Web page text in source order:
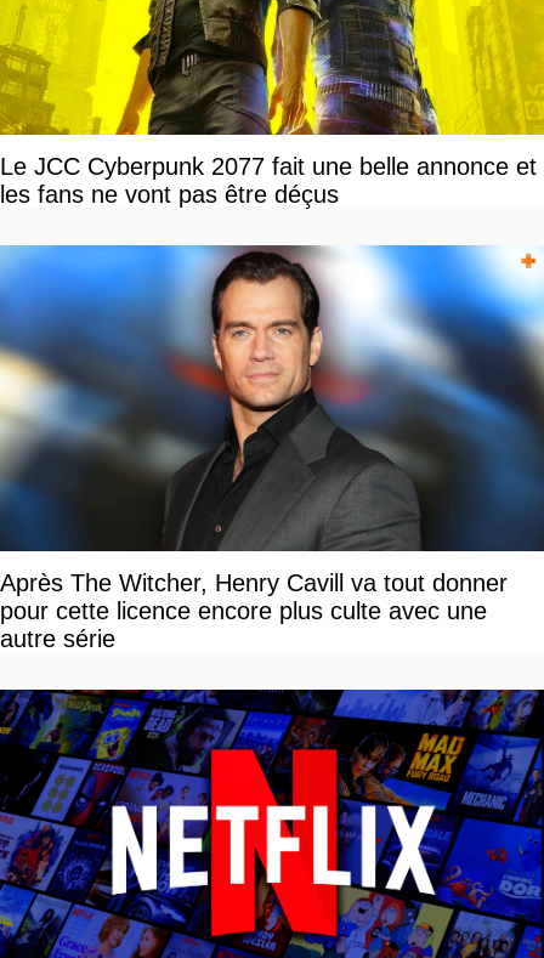
Le JCC Cyberpunk 2077 fait une belle annonce et
les fans ne vont pas être déçus
Après The Witcher, Henry Cavill va tout donner
pour cette licence encore plus culte avec une
autre série